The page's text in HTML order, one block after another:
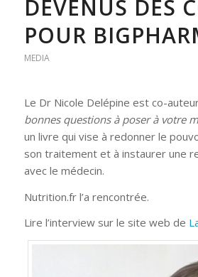
DEVENUS DES
POUR
MEDIA
Le Dr Nicole Delépine est co-
bonnes questions à poser à votre
un livre qui vise à redonner le
son traitement et à instaurer une
avec le médecin.
Nutrition.fr l’a rencontrée.
Lire l’interview sur le site web de